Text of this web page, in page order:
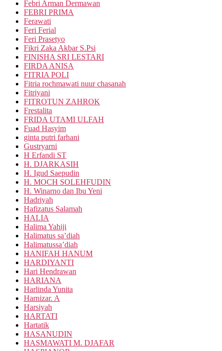
Febri Arman Dermawan
FEBRI PRIMA
Ferawati
Feri Ferial
Feri Prasetyo
Fikri Zaka Akbar S.Psi
FINISHA SRI LESTARI
FIRDA ANISA
FITRIA POLI
Fitria rochmawati nuur chasanah
Fitriyani
FITROTUN ZAHROK
Frestalita
FRIDA UTAMI ULFAH
Fuad Hasyim
ginta putri farhani
Gustryarni
H Erfandi ST
H. DJARKASIH
H. Igud Saepudin
H. MOCH SOLEHFUDIN
H. Winarno dan Ibu Yeni
Hadriyah
Hafizatus Salamah
HALIA
Halima Yahiji
Halimatus sa’diah
Halimatussa’diah
HANIFAH HANUM
HARDIYANTI
Hari Hendrawan
HARIANA
Harlinda Yunita
Harnizar. A
Harsiyah
HARTATI
Hartatik
HASANUDIN
HASMAWATI M. DJAFAR